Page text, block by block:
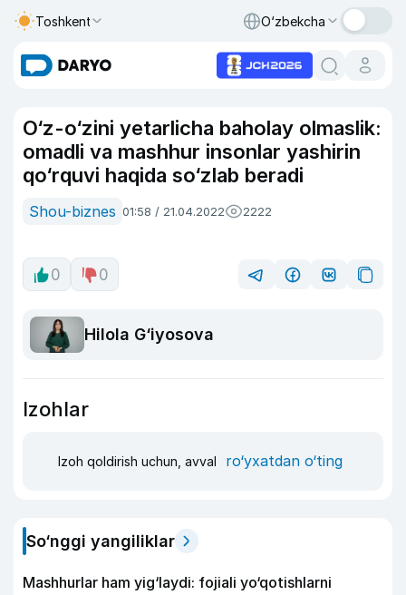
Toshkent O‘zbekcha
O‘z-o‘zini yetarlicha baholay olmaslik:
omadli va mashhur insonlar yashirin
qo‘rquvi haqida so‘zlab beradi
Shou-biznes 01:58 / 21.04.2022 2222
0 0
Hilola G‘iyosova
Izohlar
Izoh qoldirish uchun, avval ro‘yxatdan o‘ting
So‘nggi yangiliklar
Mashhurlar ham yig‘laydi: fojiali yo‘qotishlarni